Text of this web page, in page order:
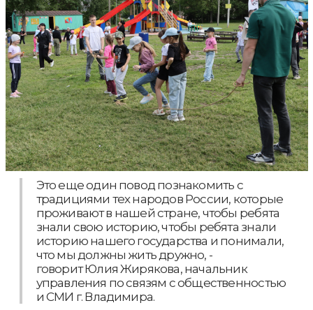
Это еще один повод познакомить с
традициями тех народов России, которые
проживают в нашей стране, чтобы ребята
знали свою историю, чтобы ребята знали
историю нашего государства и понимали,
что мы должны жить дружно, -
говорит Юлия Жирякова, начальник
управления по связям с общественностью
и СМИ г. Владимира.